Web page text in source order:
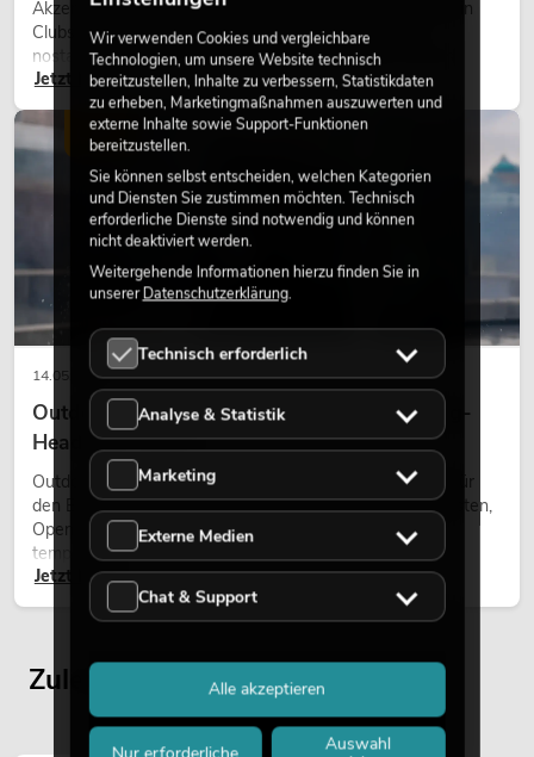
Akzente prägen viele aktuelle Lichtdesigns auf Bühnen, in
Clubs und bei Events. Retro-Licht ist dabei kein rein
nostalgischer Effekt, sondern ein bewusst eingesetztes
Gestaltungsmittel: Es schafft Atmosphäre, gibt Szenen
Charakter und kann technische LED-Setups emotionaler
wirken lassen.
Jetzt lesen
14.05.2026
Outdoor Moving-Heads: Wetterfeste Moving-
Heads bei Events
Outdoor Moving-Heads sind bewegliche Scheinwerfer für
den Einsatz im Freien. Sie werden bei Festivals, Stadtfesten,
Open-Air-Konzerten, Architekturinszenierungen und
temporären Außeninstallationen eingesetzt.
Jetzt lesen
LICHT
Zuletzt angesehene Artikel
Wir verwenden Cookies und vergleichbare
Technologien, um unsere Website technisch
bereitzustellen, Inhalte zu verbessern, Statistikdaten
zu erheben, Marketingmaßnahmen auszuwerten und
externe Inhalte sowie Support-Funktionen
bereitzustellen.
Sie können selbst entscheiden, welchen Kategorien
und Diensten Sie zustimmen möchten. Technisch
erforderliche Dienste sind notwendig und können
nicht deaktiviert werden.
Weitergehende Informationen hierzu finden Sie in
unsererDatenschutzerklärung.
Technisch erforderlich
Analyse & Statistik
Marketing
Externe Medien
Chat & Support
Auswahl
Alle akzeptieren